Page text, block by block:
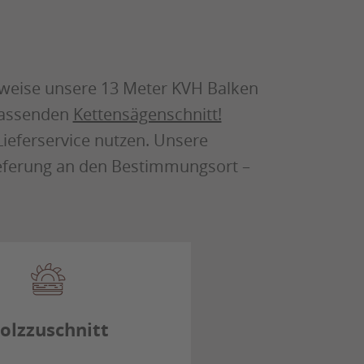
unsere 13 Meter KVH Balken
Kettensägenschnitt!
nutzen. Unsere
an den Bestimmungsort –